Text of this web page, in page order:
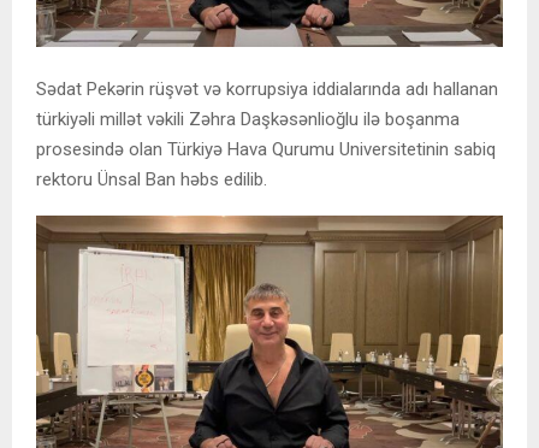
Sədat Pekərin rüşvət və korrupsiya iddialarında adı hallanan
türkiyəli millət vəkili Zəhra Daşkəsənlioğlu ilə boşanma
prosesində olan Türkiyə Hava Qurumu Universitetinin sabiq
rektoru Ünsal Ban həbs edilib.